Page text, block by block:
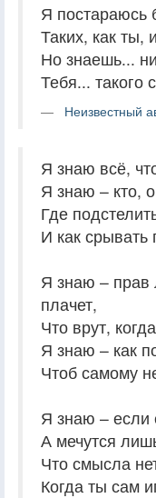
Я постараюсь
Таких, как ты,
Но знаешь...
Тебя... такого
Неизвестный
Я знаю всё,
Я знаю – кто,
Где
И как срывать
Я знаю – прав
плачет,
Что врут,
Я знаю – как
Чтоб самому
Я знаю – если
А мечутся
Что смысла
Когда ты сам